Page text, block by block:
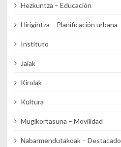
Hezkuntza – Educación
Hirigintza – Planificación urbana
Instituto
Jaiak
Kirolak
Kultura
Mugikortasuna – Movilidad
Nabarmendutakoak – Destacado